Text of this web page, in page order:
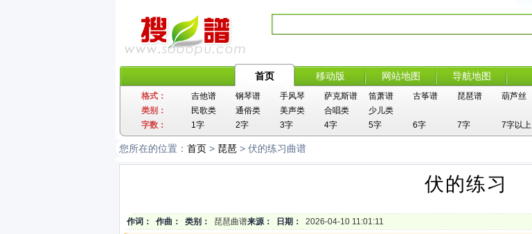
首页 移动版 网站地图 导航地图
格式： 吉他谱 钢琴谱 手风琴 萨克斯谱 笛萧谱 古筝谱 琵琶谱 葫芦丝
类别：
民歌类 通俗类 美声类 合唱类
少儿类
字数：
1字 2字 3字 4字 5字 6字 7字 7字以上
您所在的位置： 首页 > 琵琶 > 伏的练习曲谱
伏的练习
作词： 作曲： 类别： 琵琶曲谱来源： 日期： 2026-04-10 11:01:11